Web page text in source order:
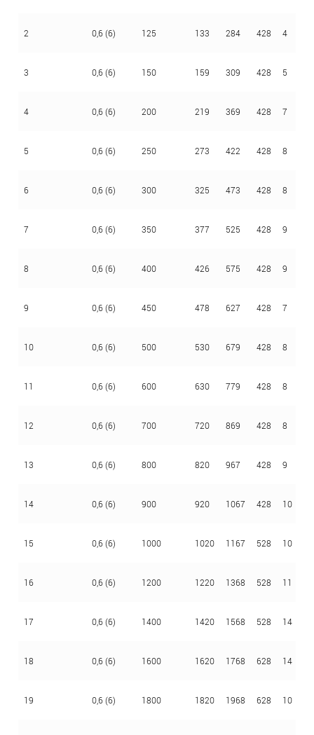
2 0,6 (6) 125 133 284 428 4
3 0,6 (6) 150 159 309 428 5
4 0,6 (6) 200 219 369 428 7
5 0,6 (6) 250 273 422 428 8
6 0,6 (6) 300 325 473 428 8
7 0,6 (6) 350 377 525 428 9
8 0,6 (6) 400 426 575 428 9
9 0,6 (6) 450 478 627 428 7
10 0,6 (6) 500 530 679 428 8
11 0,6 (6) 600 630 779 428 8
12 0,6 (6) 700 720 869 428 8
13 0,6 (6) 800 820 967 428 9
14 0,6 (6) 900 920 1067 428 10
15 0,6 (6) 1000 1020 1167 528 10
16 0,6 (6) 1200 1220 1368 528 11
17 0,6 (6) 1400 1420 1568 528 14
18 0,6 (6) 1600 1620 1768 628 14
19 0,6 (6) 1800 1820 1968 628 10